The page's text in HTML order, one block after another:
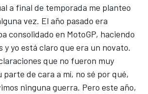
a final de temporada me planteo
vez. El año pasado era
consolidado en MotoGP, haciendo
y yo está claro que era un novato.
que no fueron muy
de cara a mí, no sé por qué,
ninguna guerra. Pero este año,